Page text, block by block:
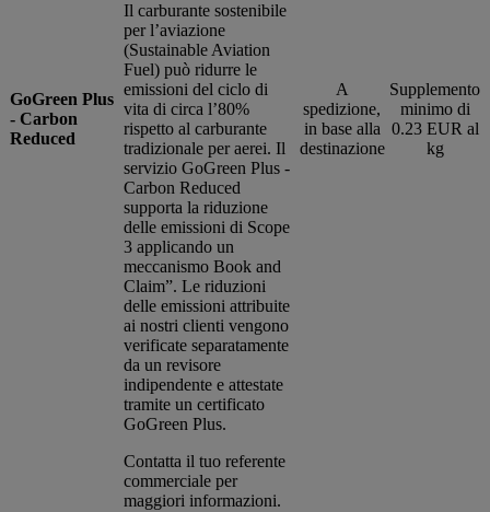
GoGreen Plus
- Carbon
Reduced
Il carburante sostenibile
per l’aviazione
(Sustainable Aviation
Fuel) può ridurre le
emissioni del ciclo di
vita di circa l’80%
rispetto al carburante
tradizionale per aerei. Il
servizio GoGreen Plus -
Carbon Reduced
supporta la riduzione
delle emissioni di Scope
3 applicando un
meccanismo Book and
Claim”. Le riduzioni
delle emissioni attribuite
ai nostri clienti vengono
verificate separatamente
da un revisore
indipendente e attestate
tramite un certificato
GoGreen Plus.
Contatta il tuo referente
commerciale per
maggiori informazioni.
A
spedizione,
in base alla
destinazione
Supplemento
minimo di
0.23 EUR al
kg